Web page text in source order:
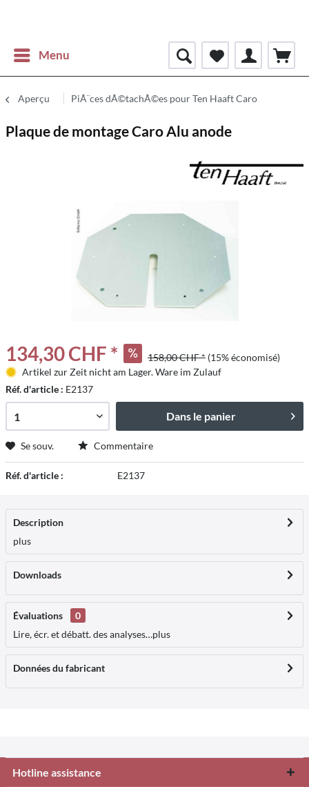
Menu
Aperçu PiÃ¨ces dÃ©tachÃ©es pour Ten Haaft Caro
Plaque de montage Caro Alu anode
134,30 CHF * 158,00 CHF * (15% économisé)
Artikel zur Zeit nicht am Lager. Ware im Zulauf
Réf. d'article : E2137
Dans le panier
Se souv. Commentaire
Réf. d'article : E2137
Description
plus
Downloads
Évaluations
0
Lire, écr. et débatt. des analyses…plus
Données du fabricant
Hotline assistance